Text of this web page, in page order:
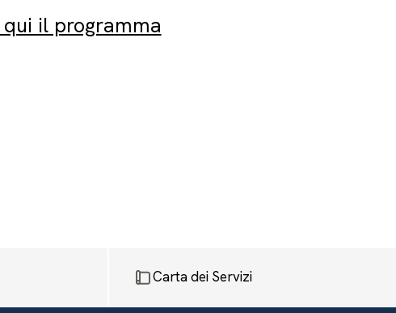
il programma
Carta dei Servizi